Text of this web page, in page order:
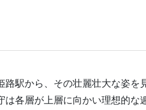
路駅から、その壮麗壮大な姿を
は各層が上層に向かい理想的